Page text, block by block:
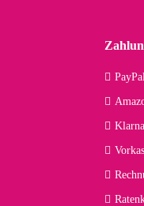
PayPal
Klarna